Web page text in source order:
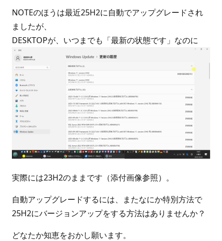
NOTEのほうは最近25H2に自動でアップグレードされ
ましたが、
DESKTOPが、いつまでも「最新の状態です」なのに
実際には23H2のままです（添付画像参照）。
自動アップグレードするには、またなにか特別方法で
25H2にバージョンアップをする方法はありませんか？
どなたか知恵をおかし願います。